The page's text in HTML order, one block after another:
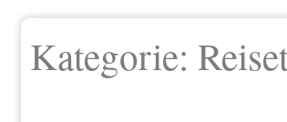
Kategorie: